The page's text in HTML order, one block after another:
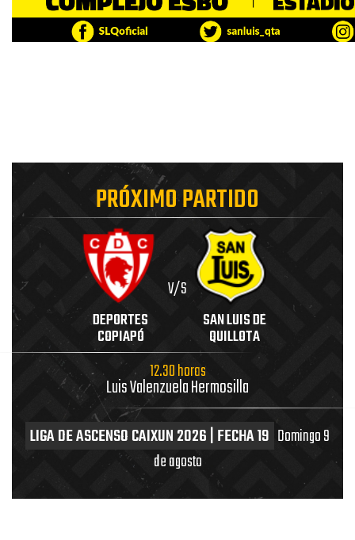
PRÓXIMO PARTIDO
DEPORTES
COPIAPÓ
V/S
SAN LUIS DE
QUILLOTA
12.30 horas
Luis Valenzuela Hermosilla
LIGA DE ASCENSO CAIXUN 2026 | FECHA 19 Domingo 9
de agosto